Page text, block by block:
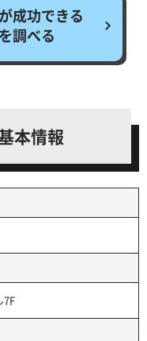
成功できる
調べる
本情報
7F